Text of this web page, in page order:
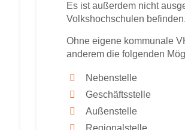
Es ist außerdem nicht
Volkshochschulen befinden.
Ohne eigene kommunale
anderem die folgenden
Nebenstelle
Geschäftsstelle
Außenstelle
Regionalstelle